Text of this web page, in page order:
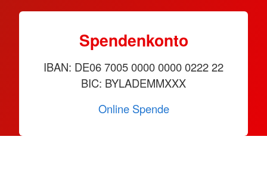
Spendenkonto
IBAN: DE06 7005 0000 0000 0222 22
BIC: BYLADEMMXXX
Online Spende